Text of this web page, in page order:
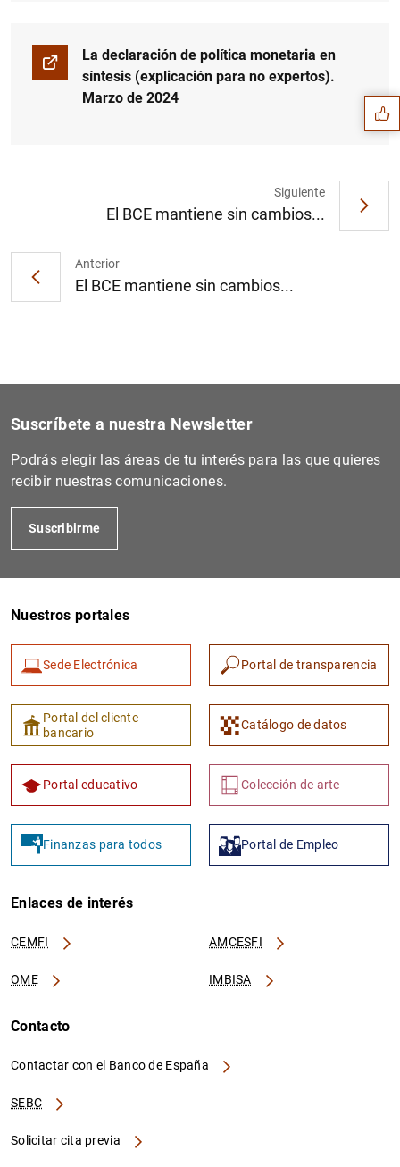
La declaración de política monetaria en
síntesis (explicación para no expertos).
Marzo de 2024
Anterior
El BCE mantiene sin cambios...
Siguiente
El BCE mantiene sin cambios...
Sugerencias
Suscríbete a nuestra Newsletter
Podrás elegir las áreas de tu interés para las que quieres
recibir nuestras comunicaciones.
Suscribirme
Nuestros portales
Sede Electrónica Portal de transparencia
Portal del cliente
bancario
Catálogo de datos
Portal educativo Colección de arte
Finanzas para todos Portal de Empleo
Enlaces de interés
CEMFI AMCESFI
OME IMBISA
Contacto
Contactar con el Banco de España
SEBC
Solicitar cita previa